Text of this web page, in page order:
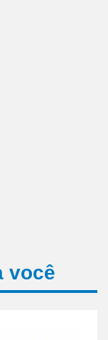
você